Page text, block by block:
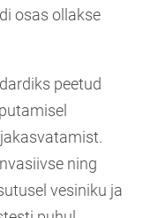
osas ollakse
peetud
ning
vesiniku ja